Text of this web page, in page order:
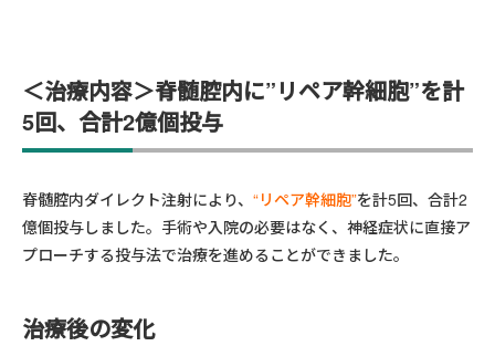
＜治療内容＞脊髄腔内に”リペア幹細胞”を計
5回、合計2億個投与
脊髄腔内ダイレクト注射により、 “リペア幹細胞”を計5回、合計2
億個投与しました。手術や入院の必要はなく、神経症状に直接ア
プローチする投与法で治療を進めることができました。
治療後の変化